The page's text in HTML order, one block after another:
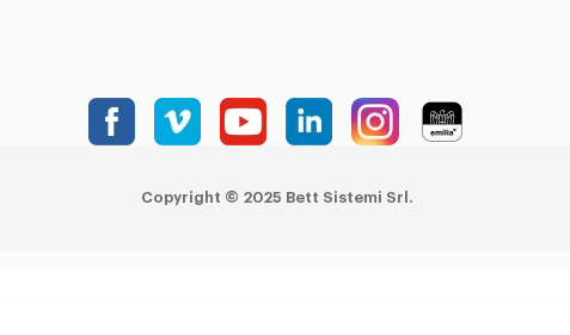
Copyright © 2025 Bett Sistemi Srl.